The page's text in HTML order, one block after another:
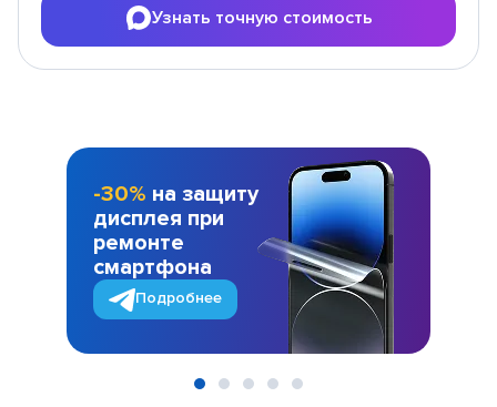
Узнать точную стоимость
-30% на защиту
дисплея при
ремонте
смартфона
Подробнее